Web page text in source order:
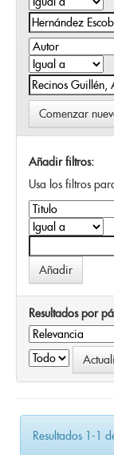
Comenzar
Añadir filtros:
Usa los filtros
Resultados por
Resultados 1-1